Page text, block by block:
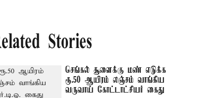
Stories
செங்கல் சூளைக்கு மண் எடுக்க
ரூ.50 ஆயிரம் லஞ்சம் வாங்கிய
வருவாய் கோட்டாட்சியர் கைது